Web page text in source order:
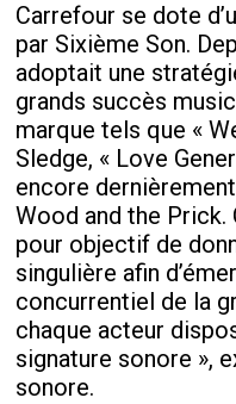
Carrefour se dote
par Sixième Son.
adoptait une
grands succès
marque tels que «
Sledge, « Love
encore
Wood and the
pour objectif de
singulière afin
concurrentiel de la
chaque acteur
signature sonore »,
sonore.